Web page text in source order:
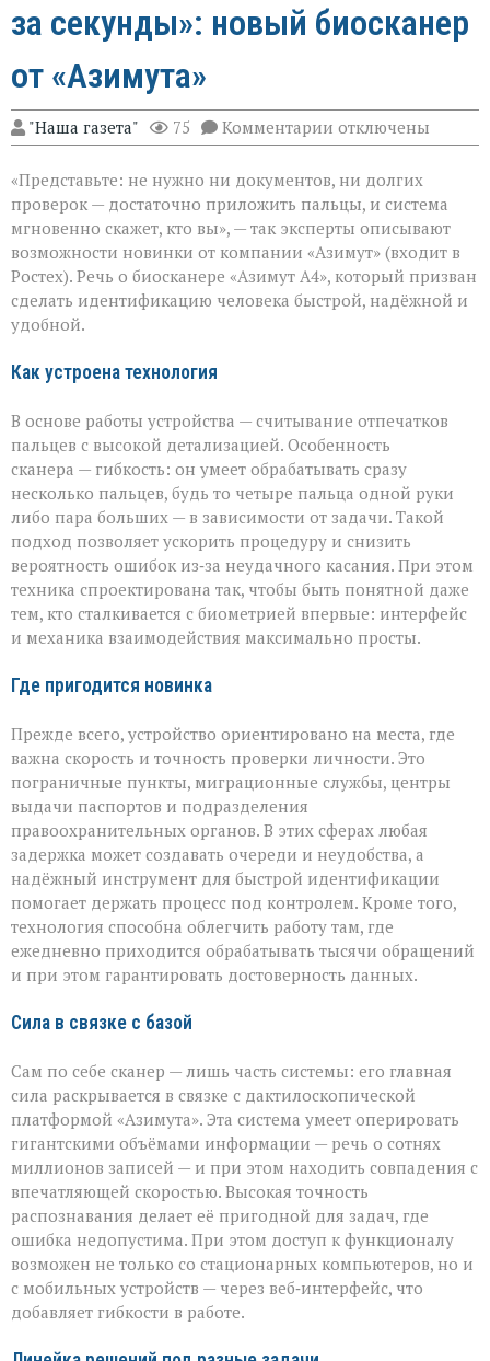
за секунды»: новый биосканер
от «Азимута»
"Наша газета" 75 Комментарии к
записи
личность
подтвердят
за
секунды»:
новый
биосканер
от
«Азимута»
отключены
«Представьте: не нужно ни документов, ни долгих
проверок — достаточно приложить пальцы, и система
мгновенно скажет, кто вы», — так эксперты описывают
возможности новинки от компании «Азимут» (входит в
Ростех). Речь о биосканере «Азимут А4», который призван
сделать идентификацию человека быстрой, надёжной и
удобной.
Как устроена технология
В основе работы устройства — считывание отпечатков
пальцев с высокой детализацией. Особенность
сканера — гибкость: он умеет обрабатывать сразу
несколько пальцев, будь то четыре пальца одной руки
либо пара больших — в зависимости от задачи. Такой
подход позволяет ускорить процедуру и снизить
вероятность ошибок из‑за неудачного касания. При этом
техника спроектирована так, чтобы быть понятной даже
тем, кто сталкивается с биометрией впервые: интерфейс
и механика взаимодействия максимально просты.
Где пригодится новинка
Прежде всего, устройство ориентировано на места, где
важна скорость и точность проверки личности. Это
пограничные пункты, миграционные службы, центры
выдачи паспортов и подразделения
правоохранительных органов. В этих сферах любая
задержка может создавать очереди и неудобства, а
надёжный инструмент для быстрой идентификации
помогает держать процесс под контролем. Кроме того,
технология способна облегчить работу там, где
ежедневно приходится обрабатывать тысячи обращений
и при этом гарантировать достоверность данных.
Сила в связке с базой
Сам по себе сканер — лишь часть системы: его главная
сила раскрывается в связке с дактилоскопической
платформой «Азимута». Эта система умеет оперировать
гигантскими объёмами информации — речь о сотнях
миллионов записей — и при этом находить совпадения с
впечатляющей скоростью. Высокая точность
распознавания делает её пригодной для задач, где
ошибка недопустима. При этом доступ к функционалу
возможен не только со стационарных компьютеров, но и
с мобильных устройств — через веб‑интерфейс, что
добавляет гибкости в работе.